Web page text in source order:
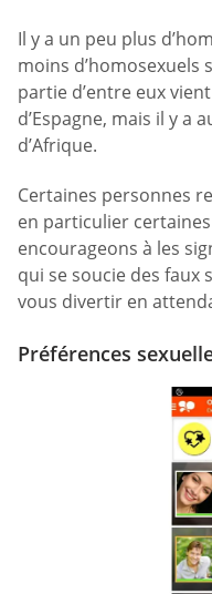
Il y a un peu plus
moins d’homosexuels
partie d’entre eux
d’Espagne, mais il y a
d’Afrique.
Certaines personnes
en particulier
encourageons à les
qui se soucie des faux
vous divertir en
Préférences